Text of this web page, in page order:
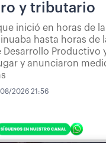
y tributario
inició en horas de
hasta horas de
Desarrollo Productivo
y anunciaron
2026 21:56